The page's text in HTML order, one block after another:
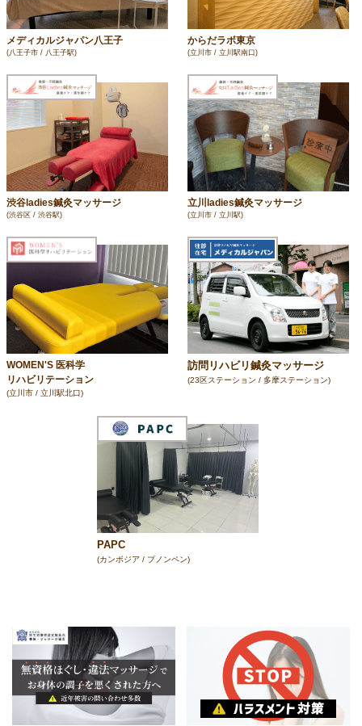
メディカルジャパン八王子
(八王子市 / 八王子駅)
からだラボ東京
(立川市 / 立川駅南口)
渋谷ladies鍼灸マッサージ
(渋谷区 / 渋谷駅)
立川ladies鍼灸マッサージ
(立川市 / 立川駅)
WOMEN'S 医科学
リハビリテーション
(立川市 / 立川駅北口)
訪問リハビリ鍼灸マッサージ
(23区ステーション / 多摩ステーション)
PAPC
(カンボジア / プノンペン)